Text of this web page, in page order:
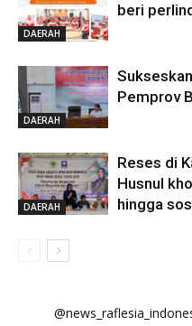
DAERAH
beri
DAERAH
Pemprov
DAERAH
Reses di
Husnul
hingga